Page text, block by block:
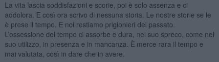
La vita lascia soddisfazioni e scorie, poi è solo assenza e ci
addolora. E così ora scrivo di nessuna storia. Le nostre storie se le
è prese il tempo. E noi restiamo prigionieri del passato.
L’ossessione del tempo ci assorbe e dura, nel suo spreco, come nel
suo utilizzo, in presenza e in mancanza. È merce rara il tempo e
mai valutata, così in dare che in avere.